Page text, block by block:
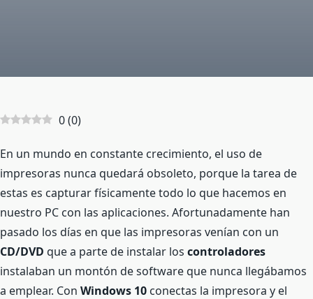
0(0)
En un mundo en constante crecimiento, el uso de
impresoras nunca quedará obsoleto, porque la tarea de
estas es capturar físicamente todo lo que hacemos en
nuestro PC con las aplicaciones. Afortunadamente han
pasado los días en que las impresoras venían con un
CD/DVD que a parte de instalar los controladores
instalaban un montón de software que nunca llegábamos
a emplear. Con Windows 10 conectas la impresora y el